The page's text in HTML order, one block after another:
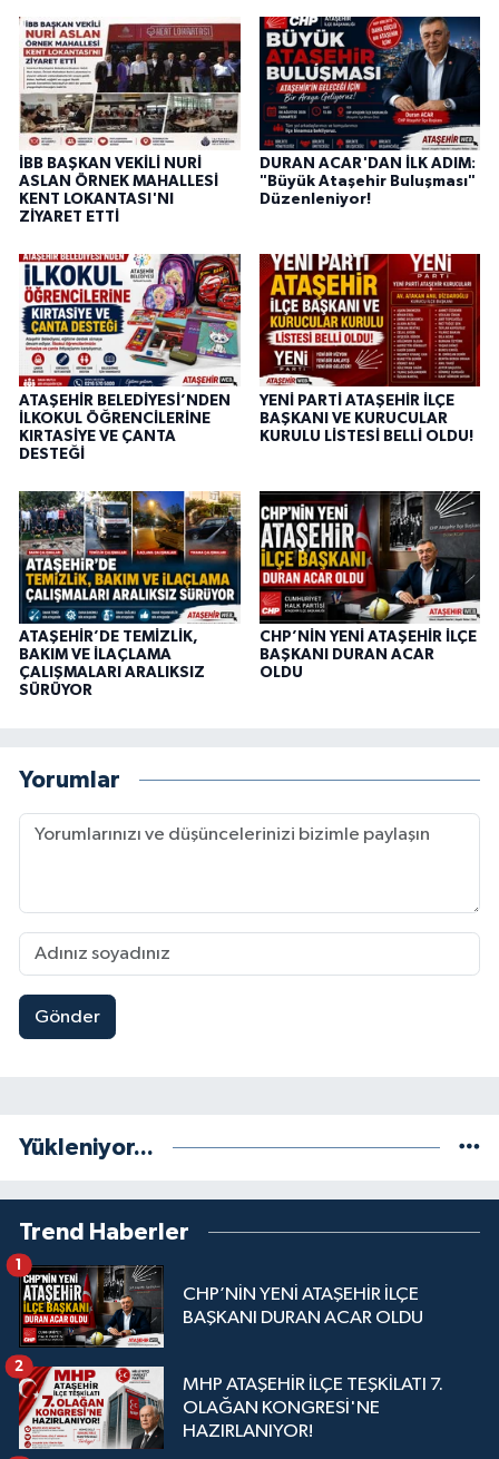
İBB BAŞKAN VEKİLİ NURİ
ASLAN ÖRNEK MAHALLESİ
KENT LOKANTASI'NI
ZİYARET ETTİ
DURAN ACAR'DAN İLK ADIM:
"Büyük Ataşehir Buluşması"
Düzenleniyor!
ATAŞEHİR BELEDİYESİ’NDEN
İLKOKUL ÖĞRENCİLERİNE
KIRTASİYE VE ÇANTA
DESTEĞİ
YENİ PARTİ ATAŞEHİR İLÇE
BAŞKANI VE KURUCULAR
KURULU LİSTESİ BELLİ OLDU!
ATAŞEHİR’DE TEMİZLİK,
BAKIM VE İLAÇLAMA
ÇALIŞMALARI ARALIKSIZ
SÜRÜYOR
CHP’NİN YENİ ATAŞEHİR İLÇE
BAŞKANI DURAN ACAR
OLDU
Yorumlar
Gönder
Yükleniyor...
Trend Haberler
CHP’NİN YENİ ATAŞEHİR İLÇE
BAŞKANI DURAN ACAR OLDU
1
MHP ATAŞEHİR İLÇE TEŞKİLATI 7.
OLAĞAN KONGRESİ'NE
HAZIRLANIYOR!
2